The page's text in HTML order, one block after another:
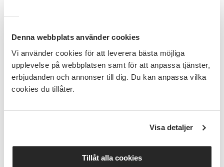
Denna webbplats använder cookies
Vi använder cookies för att leverera bästa möjliga
upplevelse på webbplatsen samt för att anpassa tjänster,
erbjudanden och annonser till dig. Du kan anpassa vilka
cookies du tillåter.
Visa detaljer
Tillåt alla cookies
etablerat sig i musik och underhållningsbranschen.
T&T har blivit ett begrepp som står för kvalitativ
musikalisk underhållning på hög nivå.
Förköp
Biljetter kommer att finnas på nortic.se
https://www.nortic.se/ticket/event/80924
Mer information kommer på hemsidan:
www.flaton.se Välj Flatö Kyrkas Vänner/Musik i Flatö